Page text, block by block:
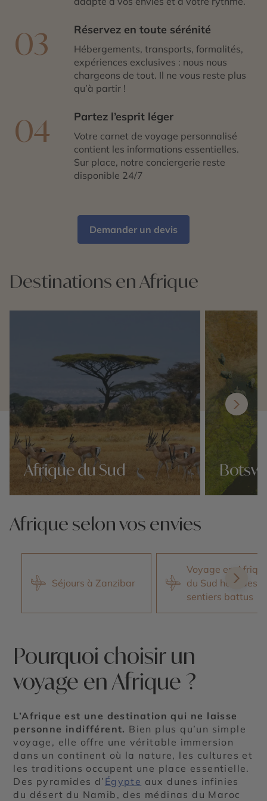
03 Réservez en toute sérénité
Hébergements, transports, formalités,
expériences exclusives : nous nous
chargeons de tout. Il ne vous reste plus
qu’à partir !
04 Partez l’esprit léger
Votre carnet de voyage personnalisé
contient les informations essentielles.
Sur place, notre conciergerie reste
disponible 24/7
Demander un devis
Destinations en Afrique
Afrique du Sud
Afrique selon vos envies
Séjours à Zanzibar
Voyage en
du Sud hors des
sentiers battus
Pourquoi choisir un
voyage en Afrique ?
L’Afrique est une destination qui ne laisse
personne indifférent. Bien plus qu’un simple
voyage, elle offre une véritable immersion
dans un continent où la nature, les cultures et
les traditions occupent une place essentielle.
Des pyramides d’ Égypte aux dunes infinies
du désert du Namib, des médinas du Maroc